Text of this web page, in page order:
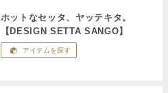
ホットなセッタ、ヤッテキタ。
【DESIGN SETTA SANGO】
アイテムを探す